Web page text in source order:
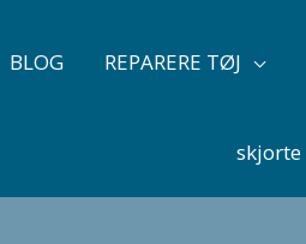
BLOG REPARERE TØJ
skjorte